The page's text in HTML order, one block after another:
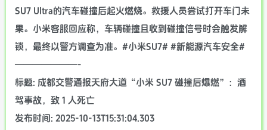
SU7 Ultra的汽车碰撞后起火燃烧。救援人员尝试打开车门未
果。小米客服回应称，车辆碰撞且收到碰撞信号时会触发解
锁，最终以警方调查为准。#小米SU7# #新能源汽车安全#
———————-
标题: 成都交警通报天府大道“小米 SU7 碰撞后爆燃”：酒
驾事故，致 1 人死亡
发布时间: 2025-10-13T15:31:04.303